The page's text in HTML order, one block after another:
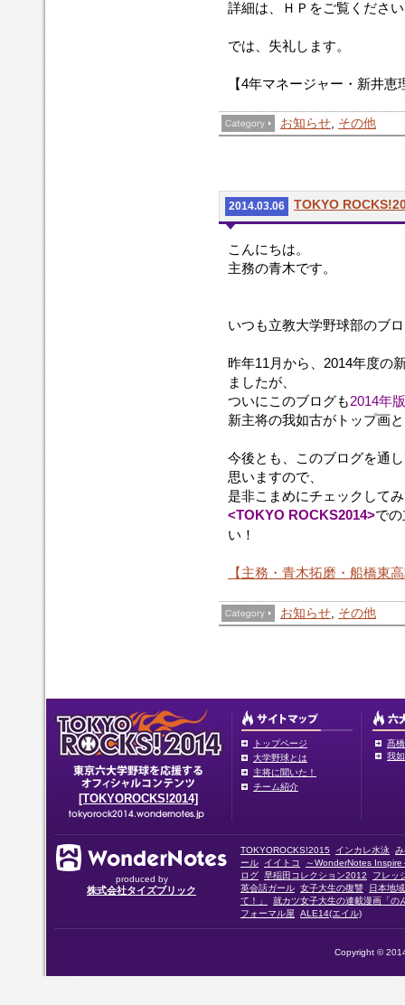
詳細は、ＨＰをご覧ください
では、失礼します。
【4年マネージャー・新井
お知らせ, その他
2014.03.06 TOKYO
こんにちは。
主務の青木です。
いつも立教大学野球部のブ
昨年11月から、2014年度の
ましたが、
ついにこのブログも2014年版
新主将の我如古がトップ画
今後とも、このブログを通
思いますので、
是非こまめにチェックして
<TOKYO ROCKS2014>で
い！
【主務・青木拓磨・船橋東
お知らせ, その他
[TOKYOROCKS!2014]
トップページ
大学野球とは
主将に聞いた！
チーム紹介
髙
我
produced by
株式会社タイズブリック
TOKYOROCKS!2015 インカレ水泳
ール
イイトコ
～WonderNotes Inspire
ログ 早稲田コレクション2012
フレッ
英会話ガール 女子大生の復讐
日本地
て！」
就カツ女子大生の連載漫画「の
フォーマル屋
ALE14(エイル)
Copyright ©